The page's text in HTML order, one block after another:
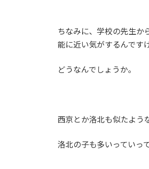
ちなみに、学校の先生か
能に近い気がするんです
どうなんでしょうか。
西京とか洛北も似たよう
洛北の子も多いっていっ